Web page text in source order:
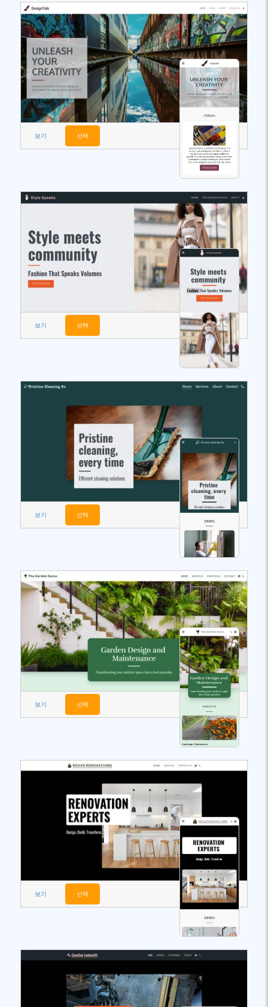
보기 선택
보기 선택
보기 선택
보기 선택
보기 선택